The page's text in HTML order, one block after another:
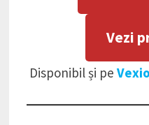
Vezi
Disponibil și pe Vexio